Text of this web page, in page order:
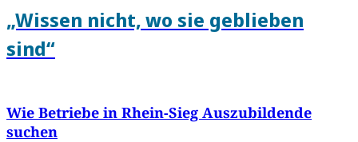
„Wissen nicht, wo sie geblieben
sind“
Wie Betriebe in Rhein-Sieg Auszubildende
suchen